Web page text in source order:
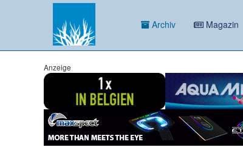
Archiv Magazin
Anzeige